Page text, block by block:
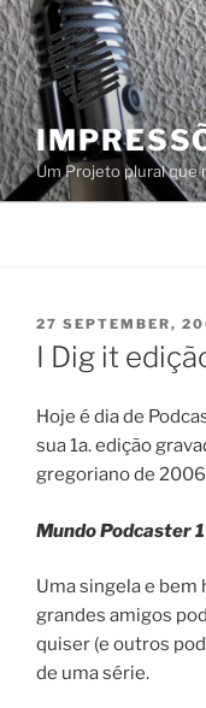
Skip
to
content
Um Projeto plural que
POSTED
ON
27 SEPTEMBER,
I Dig it
Hoje é dia de
sua 1a. edição
gregoriano de
Mundo Podcaster 1
Uma singela e bem
grandes amigos
quiser (e outros
de uma série.